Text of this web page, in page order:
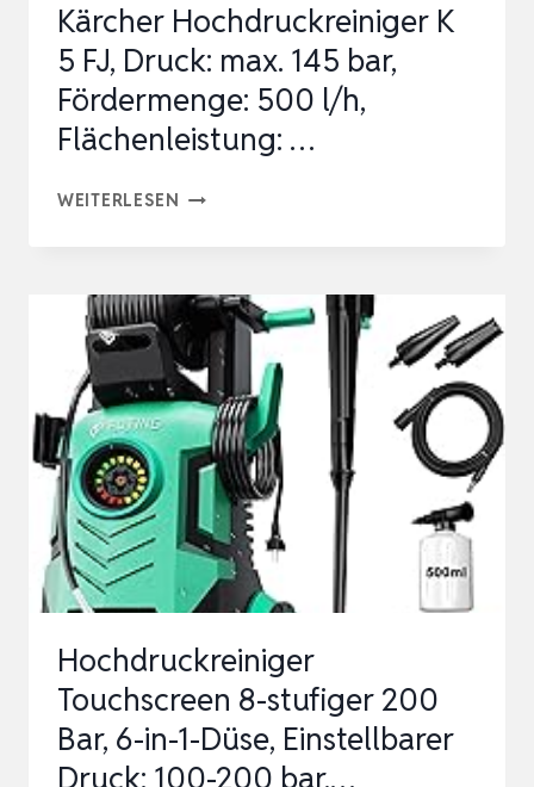
200
BAR,
…
Kärcher Hochdruckreiniger K
5 FJ, Druck: max. 145 bar,
Fördermenge: 500 l/h,
Flächenleistung: …
WEITERLESEN KÄRCHER
5
FJ,
DRUCK:
MAX.
145
BAR,
FÖRDERMENGE:
500
L/H,
…
Hochdruckreiniger
Touchscreen 8-stufiger 200
Bar, 6-in-1-Düse, Einstellbarer
Druck: 100-200 bar,…